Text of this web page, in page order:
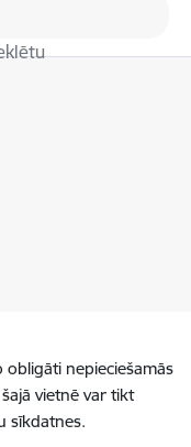
nepieciešamās
vietnē var tikt
sīkdatnes.